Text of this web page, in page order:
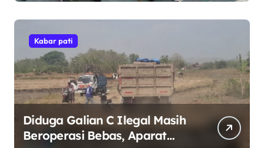
Kabar pati
Diduga Galian C Ilegal Masih
Beroperasi Bebas, Aparat